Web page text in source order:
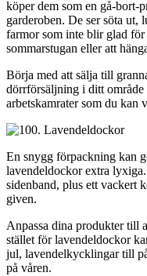
köper dem som en gå-bort-
garderoben. De ser söta ut,
farmor som inte blir glad
sommarstugan eller att
Börja med att sälja till
dörrförsäljning i ditt
arbetskamrater som du kan
En snygg förpackning kan
lavendeldockor extra
sidenband, plus ett vackert
given.
Anpassa dina produkter till
stället för lavendeldockor
jul, lavendelkycklingar till
på våren.